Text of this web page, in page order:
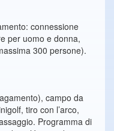
connessione
per uomo e donna,
300 persone).
campo da
tiro con l’arco,
Programma di